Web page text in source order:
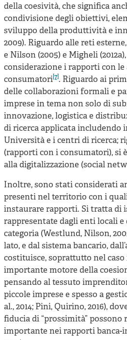
della coesività, che significa
condivisione degli obiettivi,
sviluppo della produttività e
2009). Riguardo alle reti
e Nilson (2005) e Migheli
considerazione i rapporti con
consumatori[7]. Riguardo ai
delle collaborazioni formali e
imprese in tema non solo di
innovazione, logistica e
di ricerca applicata includendo
Università e i centri di ricerca;
(rapporti con i consumatori), si
alla digitalizzazione (social
Inoltre, sono stati considerati
presenti nel territorio con i
instaurare rapporti. Si tratta di
rappresentate dagli enti locali e
categoria (Westlund, Nilson,
lato, e dal sistema bancario,
costituisce, soprattutto nel
importante motore della
pensando al tessuto
piccole imprese e spesso a
al., 2014; Pini, Quirino, 2016),
fiducia di “prossimità”
importante nei rapporti banca-